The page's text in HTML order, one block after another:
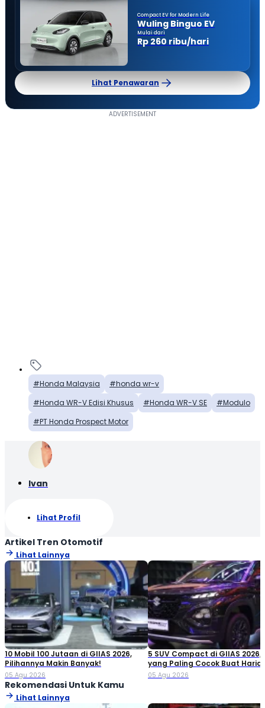
Compact EV for Modern Life
Wuling Binguo EV
Mulai dari
Rp 260 ribu/hari
Lihat Penawaran
Honda Malaysia
honda wr-v
Honda WR-V Edisi Khusus
Honda WR-V SE
Modulo
PT Honda Prospect Motor
Ivan
Lihat Profil
Artikel Tren Otomotif
Lihat Lainnya
10 Mobil 100 Jutaan di GIIAS 2026,
Pilihannya Makin Banyak!
05 Agu 2026
5 SUV Compact di GIIAS 2026,
yang Paling Cocok Buat
05 Agu 2026
Rekomendasi Untuk Kamu
Lihat Lainnya